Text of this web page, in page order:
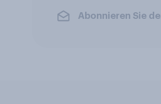
Abonnieren Sie